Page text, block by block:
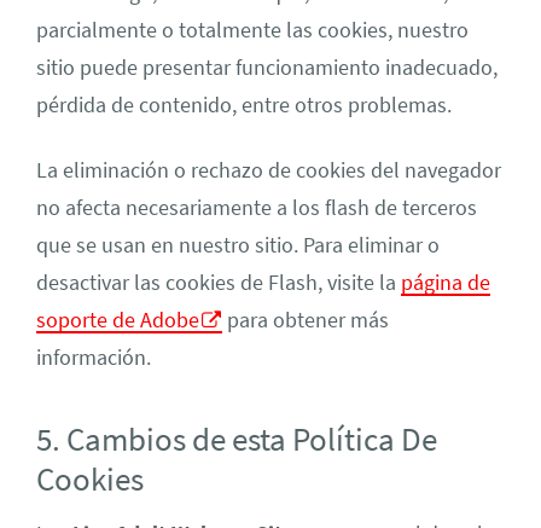
parcialmente o totalmente las cookies, nuestro
sitio puede presentar funcionamiento inadecuado,
pérdida de contenido, entre otros problemas.
La eliminación o rechazo de cookies del navegador
no afecta necesariamente a los flash de terceros
que se usan en nuestro sitio. Para eliminar o
desactivar las cookies de Flash, visite la página de
soporte de Adobe
para obtener más
información.
5. Cambios de esta Política De
Cookies